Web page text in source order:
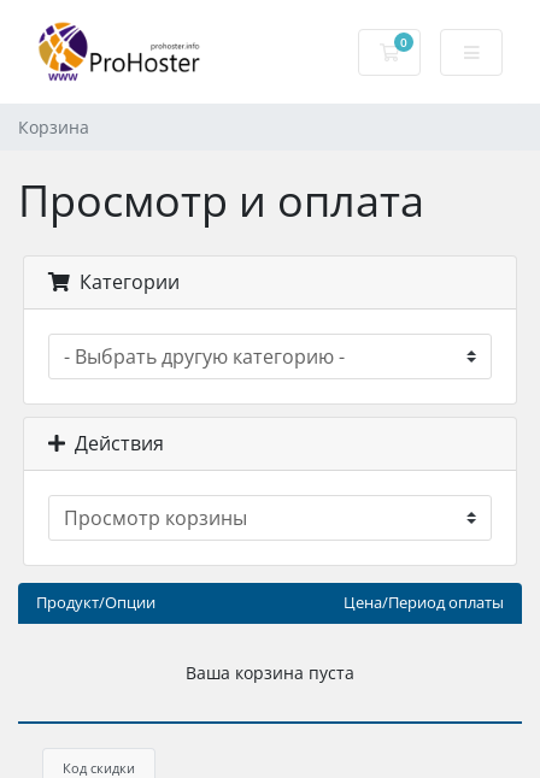
0
Корзина
Корзина
Просмотр и оплата
Категории
Действия
Продукт/Опции Цена/Период оплаты
Ваша корзина пуста
Код скидки